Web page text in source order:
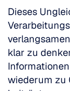
Dieses
klar zu
wiederum zu